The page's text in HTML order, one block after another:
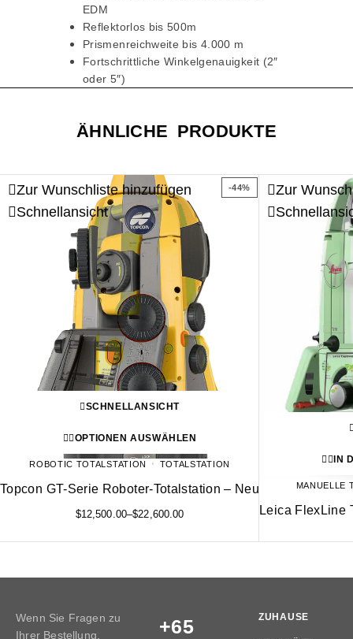
EDM
Reflektorlos bis 500m
Prismenreichweite bis 4.000 m
Fortschrittliche Winkelgenauigkeit (2″
oder 5″)
ÄHNLICHE PRODUKTE
-44%
Zur Wunschliste hinzufügen
Schnellansicht
SCHNELLANSICHT
OPTIONEN AUSWÄHLEN
ROBOTIC TOTALSTATION TOTALSTATION
Topcon GT-Serie Roboter-Totalstation – Neu
$12,500.00–$22,600.00
Zur
IN
MANUELLE
Leica FlexLine
Wenn Sie Fragen zu
Ihrer Bestellung,
+65
ZUHAUSE